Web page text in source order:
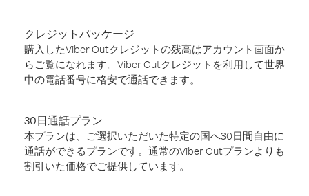
クレジットパッケージ
購入したViber Outクレジットの残高はアカウント画面か
らご覧になれます。Viber Outクレジットを利用して世界
中の電話番号に格安で通話できます。
30日通話プラン
本プランは、ご選択いただいた特定の国へ30日間自由に
通話ができるプランです。通常のViber Outプランよりも
割引いた価格でご提供しています。